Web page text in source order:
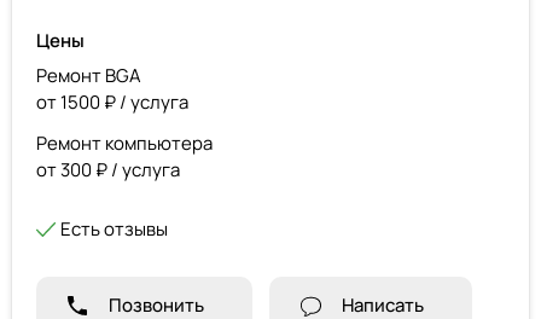
Цены
Ремонт BGA
от 1500 ₽ / услуга
Ремонт компьютера
от 300 ₽ / услуга
Есть отзывы
Позвонить Написать